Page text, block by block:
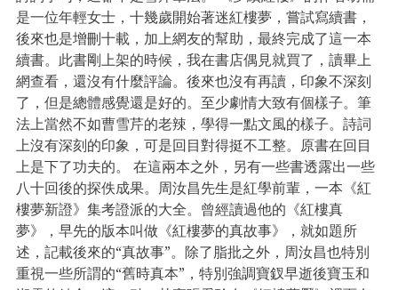
是一位年輕女士，十幾歲開始著迷紅樓夢，嘗試寫續書，
後來也是增刪十載，加上網友的幫助，最終完成了這一本
續書。此書剛上架的時候，我在書店偶見就買了，讀畢上
網查看，還沒有什麼評論。後來也沒有再讀，印象不深刻
了，但是總體感覺還是好的。至少劇情大致有個樣子。筆
法上當然不如曹雪芹的老辣，學得一點文風的樣子。詩詞
上沒有深刻的印象，可是回目對得挺不工整。原書在回目
上是下了功夫的。 在這兩本之外，另有一些書透露出一些
八十回後的探佚成果。周汝昌先生是紅學前輩，一本《紅
樓夢新證》集考證派的大全。曾經讀過他的《紅樓真
夢》，早先的版本叫做《紅樓夢的真故事》，就如題所
述，記載後來的“真故事”。除了脂批之外，周汝昌也特別
重視一些所謂的“舊時真本”，特別強調寶釵早逝後寶玉和